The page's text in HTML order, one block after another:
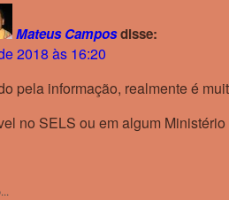
Mateus Camposdisse:
2018 às 16:20
pela informação, realmente é
no SELS ou em algum